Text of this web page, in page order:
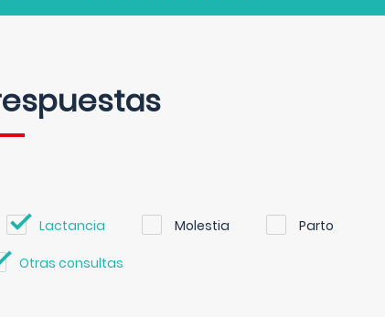
Lactancia Molestia Parto
Otras consultas